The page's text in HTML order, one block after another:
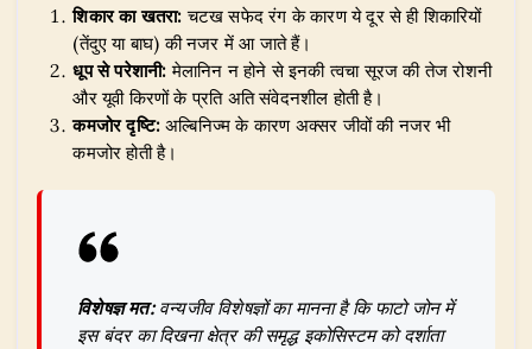
शिकार का खतरा: चटख सफेद रंग के कारण ये दूर से ही शिकारियों
(तेंदुए या बाघ) की नजर में आ जाते हैं।
धूप से परेशानी: मेलानिन न होने से इनकी त्वचा सूरज की तेज रोशनी
और यूवी किरणों के प्रति अति संवेदनशील होती है।
कमजोर दृष्टि: अल्बिनिज्म के कारण अक्सर जीवों की नजर भी
कमजोर होती है।
विशेषज्ञ मत:वन्यजीव विशेषज्ञों का मानना है कि फाटो जोन में
इस बंदर का दिखना क्षेत्र की समृद्ध इकोसिस्टम को दर्शाता